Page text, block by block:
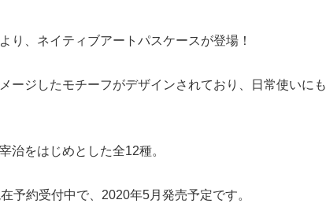
り、ネイティブアートパスケースが登場！
ージしたモチーフがデザインされており、日常使いにも
治をはじめとした全12種。
予約受付中で、2020年5月発売予定です。